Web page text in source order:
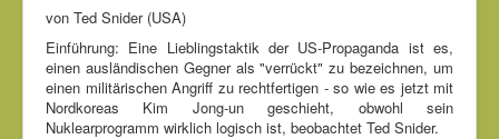
von Ted Snider (USA)
Einführung: Eine Lieblingstaktik der US-Propaganda ist es,
einen ausländischen Gegner als "verrückt" zu bezeichnen, um
einen militärischen Angriff zu rechtfertigen - so wie es jetzt mit
Nordkoreas Kim Jong-un geschieht, obwohl sein
Nuklearprogramm wirklich logisch ist, beobachtet Ted Snider.